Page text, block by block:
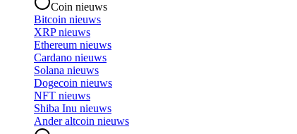
Coin nieuws
Bitcoin nieuws
XRP nieuws
Ethereum nieuws
Cardano nieuws
Solana nieuws
Dogecoin nieuws
NFT nieuws
Shiba Inu nieuws
Ander altcoin nieuws